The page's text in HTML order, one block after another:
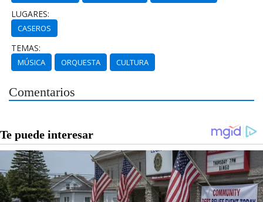
LUGARES:
CASEROS
TEMAS:
MÚSICA ORQUESTA CULTURA
Comentarios